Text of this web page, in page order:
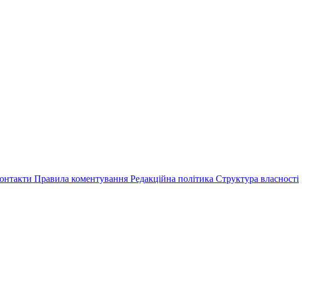
Правила коментування Редакційна політика Структура власності